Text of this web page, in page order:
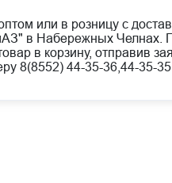
или в розницу с
в Набережных Челнах.
в корзину, отправив
8(8552) 44-35-36,44-35-